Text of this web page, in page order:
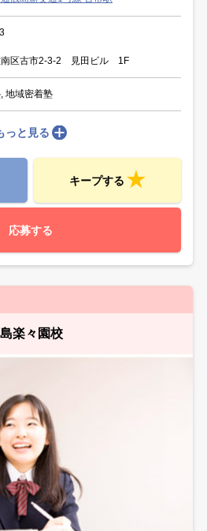
南区古市2-3-2 見田ビル 1F
地域密着塾
っと見る
キープする
応募する
楽々園校